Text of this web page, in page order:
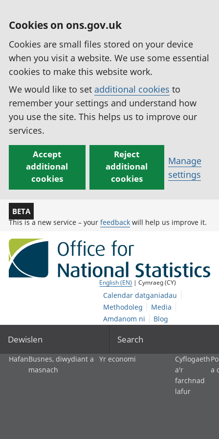
Cookies on ons.gov.uk
Cookies are small files stored on your device
when you visit a website. We use some essential
cookies to make this website work.
We would like to set additional cookies to
remember your settings and understand how
you use the site. This helps us to improve our
services.
Accept
additional
cookies
Reject
additional
cookies
Manage
settings
BETA
This is a new service – your feedback will help us improve it.
English (EN) | Cymraeg (CY)
Calendar datganiadau
Methodoleg
Media
Amdanom ni
Blog
Dewislen Search
HafanBusnes, diwydiant a
masnach
Yr economi
Cyflogaeth
a'r
farchnad
lafur
a